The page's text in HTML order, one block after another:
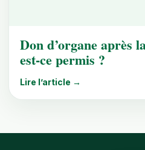
Don d’organe après
est-ce permis ?
Lire l’article →